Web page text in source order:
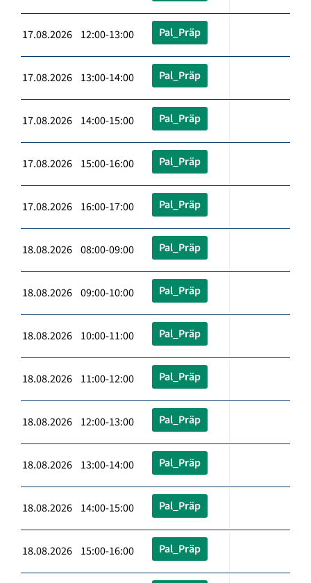
17.08.2026 12:00-13:00 Pal_Präp
17.08.2026 13:00-14:00 Pal_Präp
17.08.2026 14:00-15:00 Pal_Präp
17.08.2026 15:00-16:00 Pal_Präp
17.08.2026 16:00-17:00 Pal_Präp
18.08.2026 08:00-09:00 Pal_Präp
18.08.2026 09:00-10:00 Pal_Präp
18.08.2026 10:00-11:00 Pal_Präp
18.08.2026 11:00-12:00 Pal_Präp
18.08.2026 12:00-13:00 Pal_Präp
18.08.2026 13:00-14:00 Pal_Präp
18.08.2026 14:00-15:00 Pal_Präp
18.08.2026 15:00-16:00 Pal_Präp